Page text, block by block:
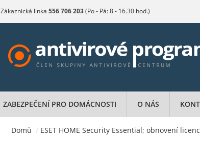
Zákaznická linka 556 706 203(Po - Pá: 8 - 16.30 hod.)
ZABEZPEČENÍ PRO DOMÁCNOSTI O NÁS
Domů / ESET HOME Security Essential; obnovení